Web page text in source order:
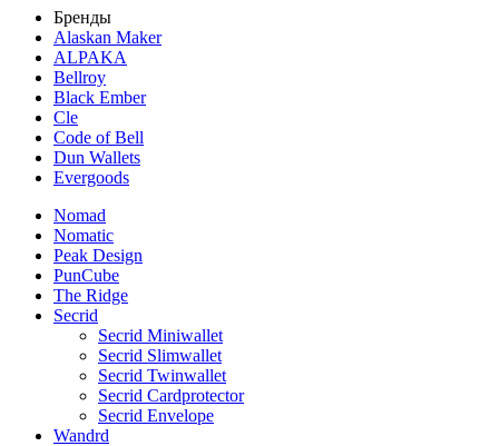
Бренды
Alaskan Maker
ALPAKA
Bellroy
Black Ember
Cle
Code of Bell
Dun Wallets
Evergoods
Nomad
Nomatic
Peak Design
PunCube
The Ridge
Secrid
Secrid Miniwallet
Secrid Slimwallet
Secrid Twinwallet
Secrid Cardprotector
Secrid Envelope
Wandrd